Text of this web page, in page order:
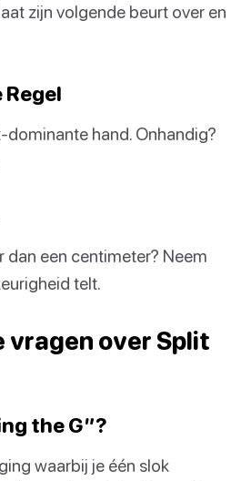
zijn volgende beurt over en
dominante hand. Onhandig?
dan een centimeter? Neem
telt.
vragen over Split
the G”?
waarbij je één slok